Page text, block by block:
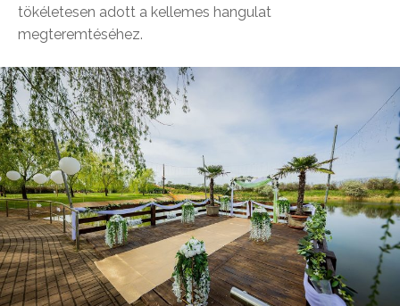
tökéletesen adott a kellemes hangulat
megteremtéséhez.